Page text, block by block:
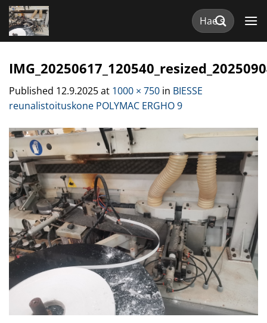
Skip
content
Etsi:
Published 12.9.2025at 1000 × 750 in BIESSE
reunalistoituskone POLYMAC ERGHO 9